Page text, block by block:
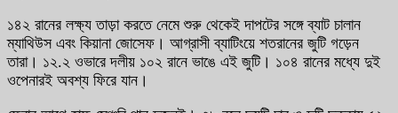
১৪২ রানের লক্ষ্য তাড়া করতে নেমে শুরু থেকেই দাপটের সঙ্গে ব্যাট চালান
ম্যাথিউস এবং কিয়ানা জোসেফ। আগ্রাসী ব্যাটিংয়ে শতরানের জুটি গড়েন
তারা। ১২.২ ওভারে দলীয় ১০২ রানে ভাঙে এই জুটি। ১০৪ রানের মধ্যে দুই
ওপেনারই অবশ্য ফিরে যান।